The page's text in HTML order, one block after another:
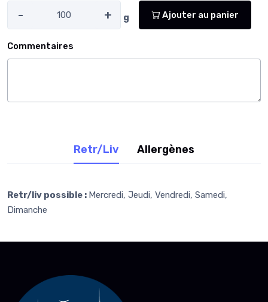
- + g Ajouter au panier
Commentaires
Retr/Liv Allergènes
Retr/liv possible : Mercredi, Jeudi, Vendredi, Samedi,
Dimanche